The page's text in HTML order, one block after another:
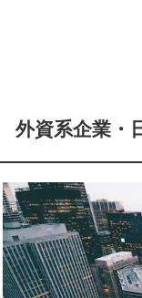
外資系企業・